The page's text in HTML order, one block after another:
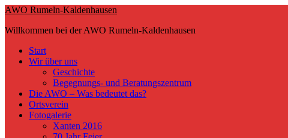
Skip
main
AWO Rumeln-Kaldenhausen
Willkommen bei der AWO Rumeln-Kaldenhausen
Toggle
mobile
Start
Wir über uns
Geschichte
Begegnungs- und Beratungszentrum
Die AWO – Was bedeutet das?
Ortsverein
Fotogalerie
Xanten 2016